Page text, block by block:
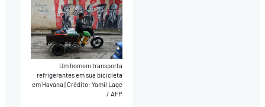
Um homem transporta
refrigerantes em sua bicicleta
em Havana Crédito: Yamil Lage
/ AFP